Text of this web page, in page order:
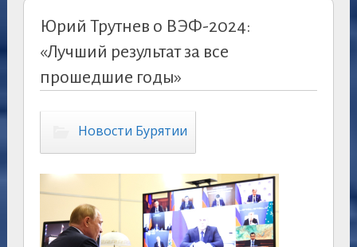
Юрий Трутнев о ВЭФ-2024:
«Лучший результат за все
прошедшие годы»
Новости Бурятии